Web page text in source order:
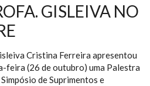
GISLEIVA NO
Cristina Ferreira apresentou
feira (26 de outubro) uma Palestra
de Suprimentos e